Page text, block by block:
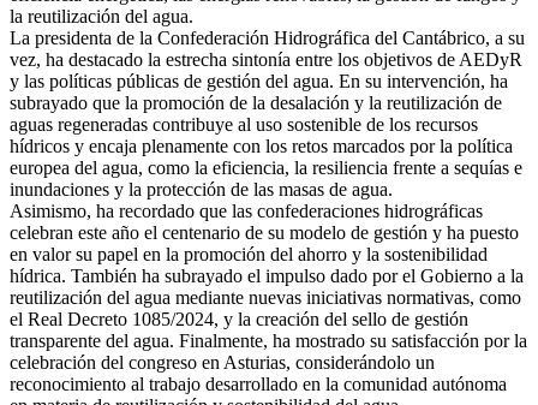
la reutilización del agua.
La presidenta de la Confederación Hidrográfica del Cantábrico, a su
vez, ha destacado la estrecha sintonía entre los objetivos de AEDyR
y las políticas públicas de gestión del agua. En su intervención, ha
subrayado que la promoción de la desalación y la reutilización de
aguas regeneradas contribuye al uso sostenible de los recursos
hídricos y encaja plenamente con los retos marcados por la política
europea del agua, como la eficiencia, la resiliencia frente a sequías e
inundaciones y la protección de las masas de agua.
Asimismo, ha recordado que las confederaciones hidrográficas
celebran este año el centenario de su modelo de gestión y ha puesto
en valor su papel en la promoción del ahorro y la sostenibilidad
hídrica. También ha subrayado el impulso dado por el Gobierno a la
reutilización del agua mediante nuevas iniciativas normativas, como
el Real Decreto 1085/2024, y la creación del sello de gestión
transparente del agua. Finalmente, ha mostrado su satisfacción por la
celebración del congreso en Asturias, considerándolo un
reconocimiento al trabajo desarrollado en la comunidad autónoma